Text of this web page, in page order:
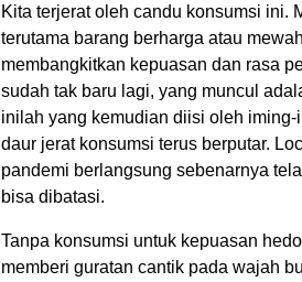
Kita terjerat oleh candu konsumsi ini.
terutama barang berharga atau
membangkitkan kepuasan dan rasa
sudah tak baru lagi, yang muncul
inilah yang kemudian diisi oleh
daur jerat konsumsi terus berputar.
pandemi berlangsung sebenarnya
bisa dibatasi.
Tanpa konsumsi untuk kepuasan
memberi guratan cantik pada wajah